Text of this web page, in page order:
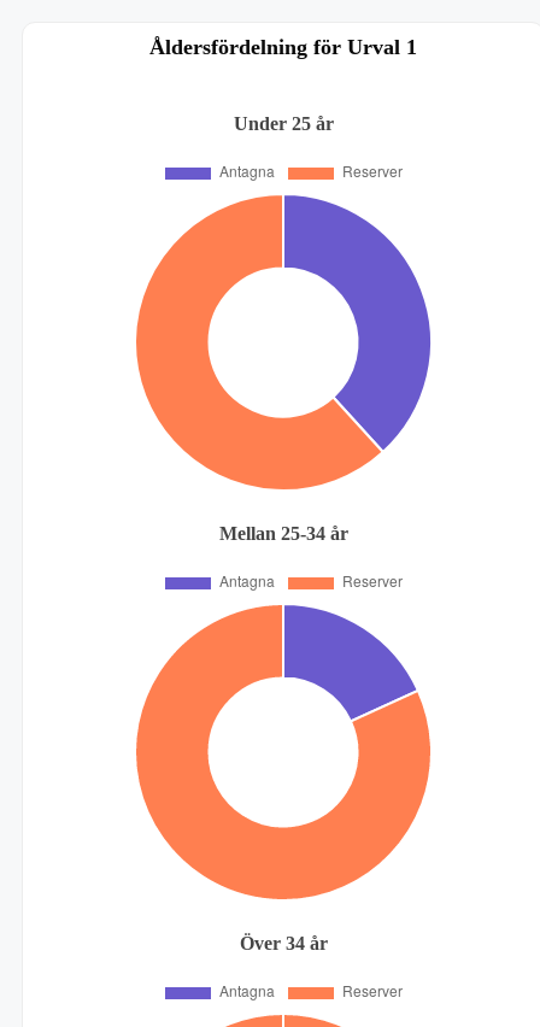
Åldersfördelning för Urval 1
Under 25 år
Mellan 25-34 år
Över 34 år